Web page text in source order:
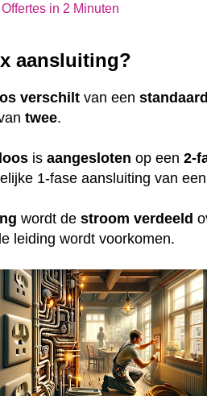
in 2 Minuten
aansluiting?
verschilt van eenstandaard
twee.
isaangesloten op een2-
1-fase aansluiting van
wordt destroom verdeeld
leiding wordt voorkomen.